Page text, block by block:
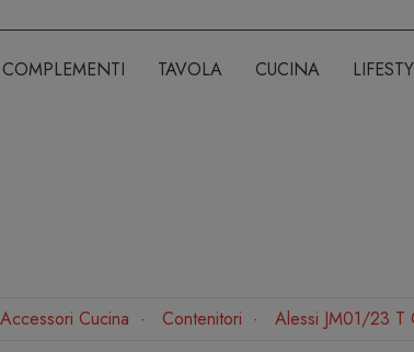
COMPLEMENTI TAVOLA CUCINA
Accessori Cucina Contenitori Alessi JM01/23 T